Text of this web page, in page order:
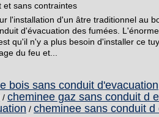
et sans contraintes
l'installation d'un âtre traditionnel au
d'évacuation des fumées.
qu'il n'y a plus besoin d'installer ce
du feu et...
bois sans conduit d'evacuation
/ cheminee gaz sans conduit d
/ cheminee sans conduit d